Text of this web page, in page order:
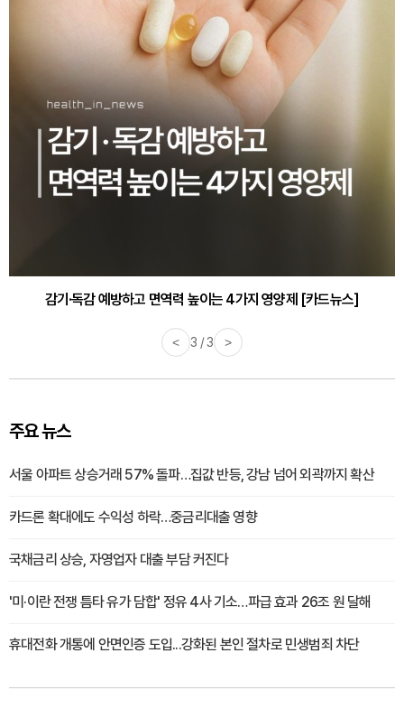
감기·독감 예방하고 면역력 높이는 4가지 영양제 [카드뉴스]
< 3 / 3 >
주요 뉴스
서울 아파트 상승거래 57% 돌파…집값 반등, 강남 넘어 외곽까지 확산
카드론 확대에도 수익성 하락…중금리대출 영향
국채금리 상승, 자영업자 대출 부담 커진다
'미·이란 전쟁 틈타 유가 담합' 정유 4사 기소…파급 효과 26조 원 달해
휴대전화 개통에 안면인증 도입...강화된 본인 절차로 민생범죄 차단